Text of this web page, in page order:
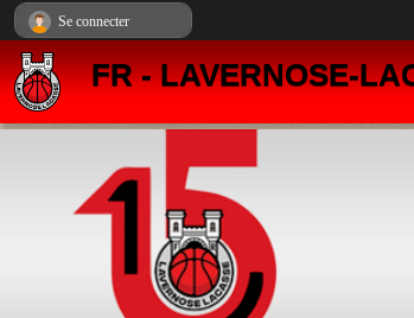
FR - LAVERNOSE-
Se connecter
Panneau de gestion des cookies